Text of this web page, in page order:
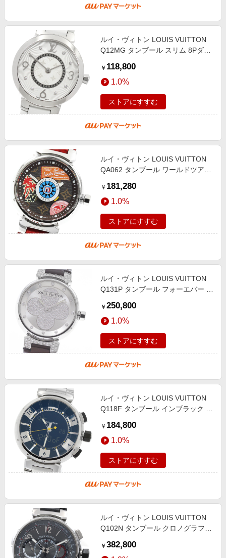
ルイ・ヴィトン LOUIS VUITTON
Q12MG タンブール スリム 8Pダイ
付き_957712
￥ 118,800
1.0%
ストアにすすむ
ルイ・ヴィトン LOUIS VUITTON
QA062 タンブール ワールドツアー
書付き_956287
￥ 181,280
1.0%
ストアにすすむ
ルイ・ヴィトン LOUIS VUITTON
Q131P タンブール フォーエバー ダ
_956534
￥ 250,800
1.0%
ストアにすすむ
ルイ・ヴィトン LOUIS VUITTON
Q118F タンブール インブラック ク
_951070
￥ 184,800
1.0%
ストアにすすむ
ルイ・ヴィトン LOUIS VUITTON
Q102N タンブール クロノグラフ
自動巻き メンズ 保証書付き
￥ 382,800